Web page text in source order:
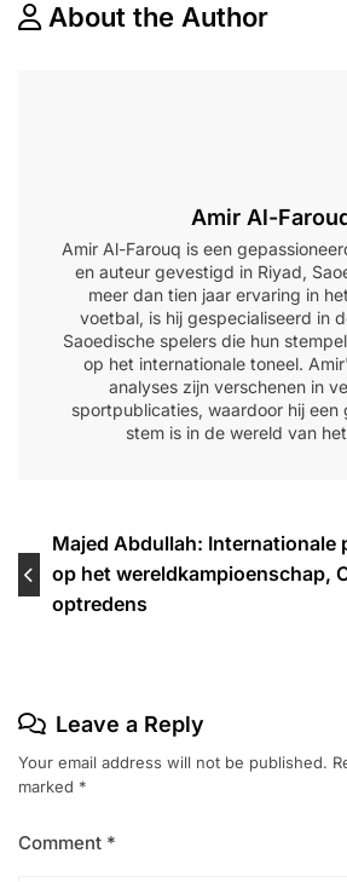
About the Author
Amir Al-
Amir Al-Farouq is een
en auteur gevestigd in Riyad,
meer dan tien jaar ervaring in
voetbal, is hij gespecialiseerd in
Saoedische spelers die hun
op het internationale toneel.
analyses zijn verschenen in
sportpublicaties, waardoor hij een
stem is in de wereld van
Post
navigation
Majed Abdullah: Internationale
op het wereldkampioenschap,
optredens
Leave a Reply
Your email address will not be published.
marked *
Comment *